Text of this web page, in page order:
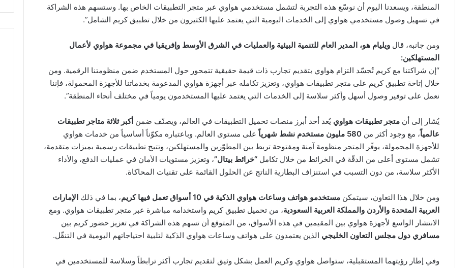
المنطقة، ويسعدنا اليوم أن نوسّع هذه التجربة لتشمل مستخدمي هواوي عبر متجر التطبيقات الخاص بها. وستسهم هذه الشراكة
في تسهيل وصول مستخدمي هواوي إلى الخدمات اليومية التي يعتمد عليها الكثيرون من خلال تطبيق كريم الشامل”.
ومن جانبه، قال ويليام هو، المدير العام للتنمية البيئية والعمليات في الشرق الأوسط وإفريقيا في مجموعة هواوي لأعمال
المستهلكين:
“إن شراكتنا مع كريم تُجسّد التزام هواوي بتقديم تجارب ذات قيمة حقيقية تتمحور حول المستخدم ضمن منظومتنا الرقمية. ومن
خلال إتاحة تطبيق كريم على متجر تطبيقات هواوي، وتعزيز تكامله عبر أجهزة هواوي المدعومة بخدماتنا للأجهزة المحمولة، فإننا
نعمل على توفير وصول أسهل وأكثر سلاسة إلى الخدمات التي يعتمد عليها المستخدمون يومياً في مختلف أنحاء المنطقة”.
يُشار إلى أن متجر تطبيقات هواوي يُعد أحد أبرز منصات تحميل التطبيقات في العالم، ويصنّف ضمن أكبر ثلاثة متاجر تطبيقات
عالمياً، مع وجود أكثر من 580 مليون مستخدم نشط شهرياً
على مستوى العالم. وباعتباره مكوّناً أساسياً من خدمات هواوي
للأجهزة المحمولة، يوفّر المتجر منظومة آمنة ومفتوحة تربط بين المطوّرين والمستهلكين، وتتيح تطبيقات رسمية بميزات متقدمة،
تشمل مستوى أعلى من الدقّة في الخرائط من خلال تكامل “خرائط بيتال”، وتعزيز مستويات الأمان في عمليات الدفع، والأداء
الأكثر سلاسة، من دون التسبب في استنزاف البطارية الناتج عن الحلول القائمة على تقنيات المحاكاة.
ومن خلال هذا التعاون، سيتمكن مستخدمو هواتف وساعات هواوي الذكية في 10 أسواق تعمل فيها كريم ، بما في ذلك الإمارات
العربية المتحدة والأردن والمملكة العربية السعودية، من تحميل تطبيق كريم واستخدامه مباشرة عبر متجر تطبيقات هواوي. ومع
الانتشار الواسع لأجهزة هواوي بين المقيمين في هذه الأسواق، من المتوقع أن تسهم هذه الشراكة في تعزيز حضور كريم بين
مسافري دول مجلس التعاون الخليجي الذين يعتمدون على هواتف وساعات هواوي الذكية لتلبية احتياجاتهم اليومية في التنقّل.
وفي إطار رؤيتهما المستقبلية، ستواصل هواوي وكريم العمل بشكل وثيق لتقديم تجارب أكثر ترابطاً وسلاسة للمستخدمين في